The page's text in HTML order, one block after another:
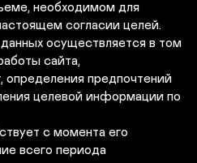
необходимом для
согласии целей.
осуществляется в том
сайта,
определения предпочтений
целевой информации по
с момента его
всего периода